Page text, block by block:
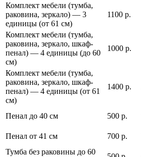
Комплект мебели (тумба,
раковина, зеркало) — 3
единицы (от 61 см)
1100 р.
Комплект мебели (тумба,
раковина, зеркало, шкаф-
пенал) — 4 единицы (до 60
см)
1000 р.
Комплект мебели (тумба,
раковина, зеркало, шкаф-
пенал) — 4 единицы (от 61
см)
1400 р.
Пенал до 40 см 500 р.
Пенал от 41 см
700 р.
Тумба без раковины до 60